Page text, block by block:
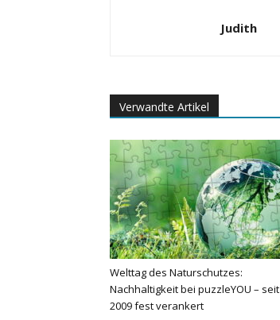
Judith
Verwandte Artikel
Welttag des Naturschutzes:
Nachhaltigkeit bei puzzleYOU – seit
2009 fest verankert